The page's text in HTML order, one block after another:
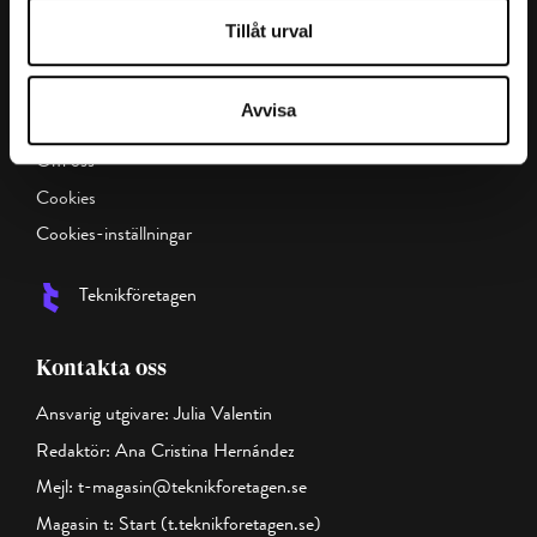
Tillåt urval
Avvisa
Magasin t:
Om oss
Cookies
Cookies-inställningar
Teknikföretagen
Kontakta oss
Ansvarig utgivare: Julia Valentin
Redaktör: Ana Cristina Hernández
Mejl: t-magasin@teknikforetagen.se
Magasin t: Start (t.teknikforetagen.se)